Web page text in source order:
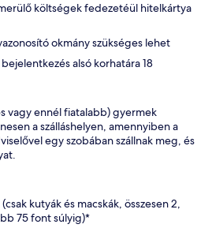
költségek fedezetéül hitelkártya
okmány szükséges lehet
alsó korhatára 18
vagy ennél fiatalabb) gyermek
a szálláshelyen, amennyiben a
egy szobában szállnak meg, és
kutyák és macskák, összesen 2,
75 font súlyig)*